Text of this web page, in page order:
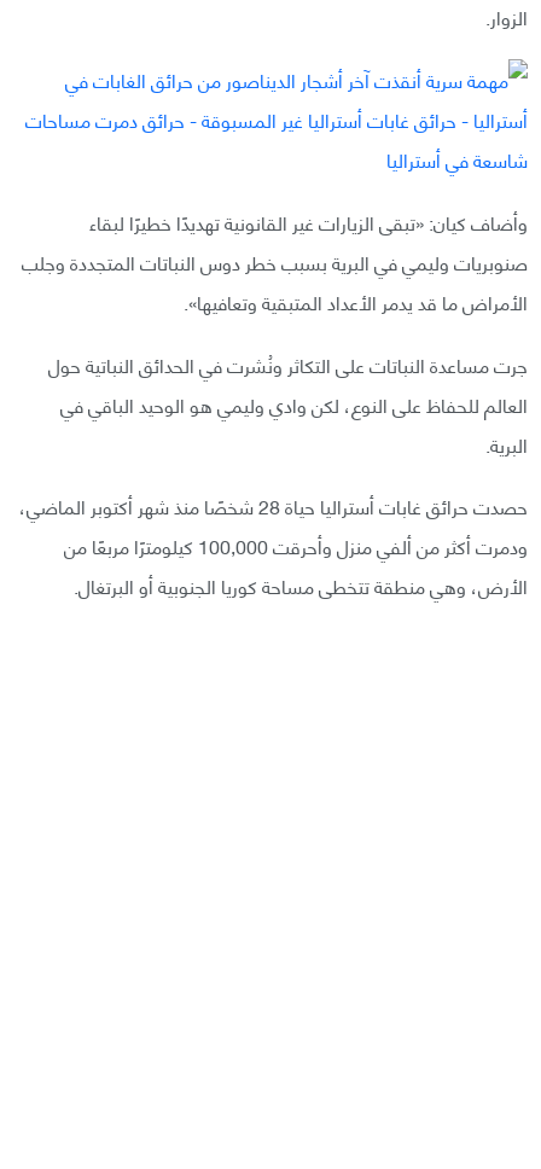
الزوار.
وأضاف كيان: «تبقى الزيارات غير القانونية تهديدًا خطيرًا لبقاء
صنوبريات وليمي في البرية بسبب خطر دوس النباتات المتجددة وجلب
الأمراض ما قد يدمر الأعداد المتبقية وتعافيها».
جرت مساعدة النباتات على التكاثر ونُشرت في الحدائق النباتية حول
العالم للحفاظ على النوع، لكن وادي وليمي هو الوحيد الباقي في
البرية.
حصدت حرائق غابات أستراليا حياة 28 شخصًا منذ شهر أكتوبر الماضي،
ودمرت أكثر من ألفي منزل وأحرقت 100,000 كيلومترًا مربعًا من
الأرض، وهي منطقة تتخطى مساحة كوريا الجنوبية أو البرتغال.